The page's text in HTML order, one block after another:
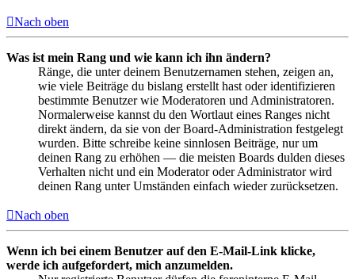
Nach oben
Was ist mein Rang und wie kann ich ihn ändern?
Ränge, die unter deinem Benutzernamen stehen, zeigen an,
wie viele Beiträge du bislang erstellt hast oder identifizieren
bestimmte Benutzer wie Moderatoren und Administratoren.
Normalerweise kannst du den Wortlaut eines Ranges nicht
direkt ändern, da sie von der Board-Administration festgelegt
wurden. Bitte schreibe keine sinnlosen Beiträge, nur um
deinen Rang zu erhöhen — die meisten Boards dulden dieses
Verhalten nicht und ein Moderator oder Administrator wird
deinen Rang unter Umständen einfach wieder zurücksetzen.
Nach oben
Wenn ich bei einem Benutzer auf den E-Mail-Link klicke,
werde ich aufgefordert, mich anzumelden.